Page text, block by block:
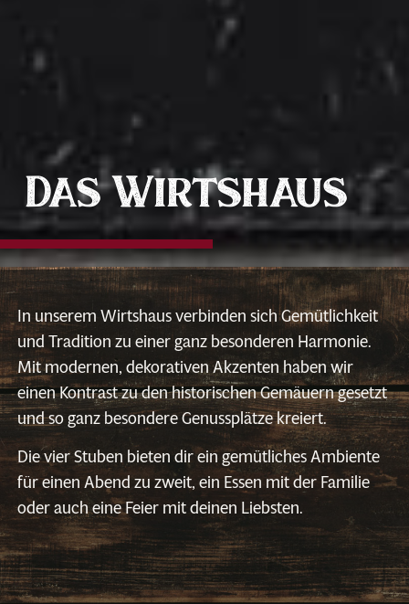
Das Wirtshaus
In unserem Wirtshaus verbinden sich Gemütlichkeit
und Tradition zu einer ganz besonderen Harmonie.
Mit modernen, dekorativen Akzenten haben wir
einen Kontrast zu den historischen Gemäuern gesetzt
und so ganz besondere Genussplätze kreiert.
Die vier Stuben bieten dir ein gemütliches Ambiente
für einen Abend zu zweit, ein Essen mit der Familie
oder auch eine Feier mit deinen Liebsten.